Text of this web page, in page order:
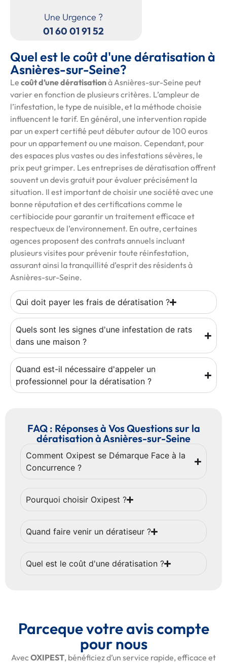
Quel est le coût d'une dératisation à
Asnières-sur-Seine?
Le coût d’une dératisationà Asnières-sur-Seine peut
varier en fonction de plusieurs critères. L’ampleur de
l’infestation, le type de nuisible, et la méthode choisie
influencent le tarif. En général, une intervention rapide
par un expert certifié peut débuter autour de 100 euros
pour un appartement ou une maison. Cependant, pour
des espaces plus vastes ou des infestations sévères, le
prix peut grimper. Les entreprises de dératisation offrent
souvent un devis gratuit pour évaluer précisément la
situation. Il est important de choisir une société avec une
bonne réputation et des certifications comme le
certibiocide pour garantir un traitement efficace et
respectueux de l’environnement. En outre, certaines
agences proposent des contrats annuels incluant
plusieurs visites pour prévenir toute réinfestation,
assurant ainsi la tranquillité d’esprit des résidents à
Asnières-sur-Seine.
Qui doit payer les frais de dératisation ?
Quels sont les signes d'une infestation de rats
dans une maison ?
Quand est-il nécessaire d'appeler un
professionnel pour la dératisation ?
Une Urgence ?
01 60 01 91 52
FAQ : Réponses à Vos Questions sur la
dératisation à Asnières-sur-Seine
Comment Oxipest se Démarque Face à la
Concurrence ?
Pourquoi choisir Oxipest ?
Quand faire venir un dératiseur ?
Quel est le coût d'une dératisation ?
Parceque votre avis compte
pour nous
AvecOXIPEST, bénéficiez d’un service rapide, efficace et